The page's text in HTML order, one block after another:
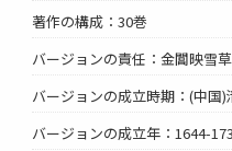
著作の構成：30巻
バージョンの責任：金閶映雪
バージョンの成立時期：(中国)
バージョンの成立年：1644-